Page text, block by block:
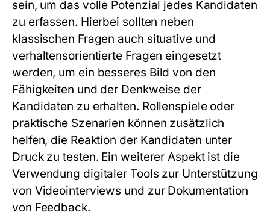
sein, um das volle Potenzial jedes Kandidaten
zu erfassen. Hierbei sollten neben
klassischen Fragen auch situative und
verhaltensorientierte Fragen eingesetzt
werden, um ein besseres Bild von den
Fähigkeiten und der Denkweise der
Kandidaten zu erhalten. Rollenspiele oder
praktische Szenarien können zusätzlich
helfen, die Reaktion der Kandidaten unter
Druck zu testen. Ein weiterer Aspekt ist die
Verwendung digitaler Tools zur Unterstützung
von Videointerviews und zur Dokumentation
von Feedback.